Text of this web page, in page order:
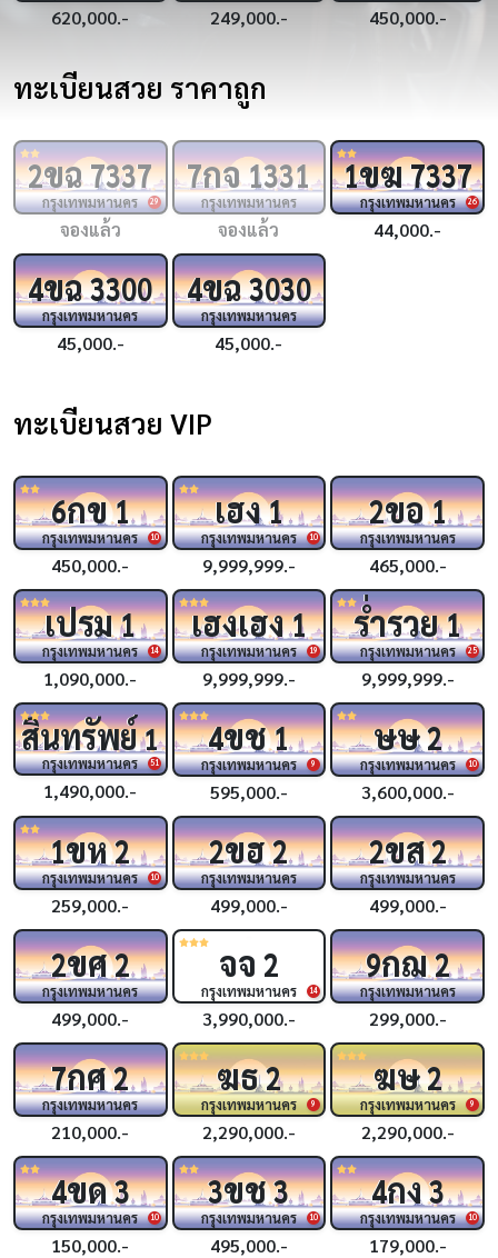
620,000.- 249,000.- 450,000.-
ทะเบียนสวย ราคาถูก
29
2ขฉ7337
กรุงเทพมหานคร
จองแล้ว
7กจ1331
กรุงเทพมหานคร
จองแล้ว
26
1ขฆ7337
กรุงเทพมหานคร
44,000.-
4ขฉ3300
กรุงเทพมหานคร
45,000.-
4ขฉ3030
กรุงเทพมหานคร
45,000.-
ทะเบียนสวย VIP
10
6กข1
กรุงเทพมหานคร
450,000.-
10
เฮง1
กรุงเทพมหานคร
9,999,999.-
2ขอ1
กรุงเทพมหานคร
465,000.-
14
เปรม1
กรุงเทพมหานคร
1,090,000.-
19
เฮงเฮง1
กรุงเทพมหานคร
9,999,999.-
25
ร่ำรวย1
กรุงเทพมหานคร
9,999,999.-
51
สินทรัพย์1
กรุงเทพมหานคร
1,490,000.-
9
4ขช1
กรุงเทพมหานคร
595,000.-
10
ษษ2
กรุงเทพมหานคร
3,600,000.-
10
1ขห2
กรุงเทพมหานคร
259,000.-
2ขฮ2
กรุงเทพมหานคร
499,000.-
2ขส2
กรุงเทพมหานคร
499,000.-
2ขศ2
กรุงเทพมหานคร
499,000.-
14
จจ 2
กรุงเทพมหานคร
3,990,000.-
9กฌ2
กรุงเทพมหานคร
299,000.-
7กศ2
กรุงเทพมหานคร
210,000.-
9
ฆธ2
กรุงเทพมหานคร
2,290,000.-
9
ฆษ2
กรุงเทพมหานคร
2,290,000.-
10
4ขด3
กรุงเทพมหานคร
150,000.-
10
3ขช3
กรุงเทพมหานคร
495,000.-
10
4กง3
กรุงเทพมหานคร
179,000.-